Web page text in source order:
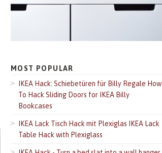
MOST POPULAR
IKEA Hack: Schiebetüren für Billy Regale How
To Hack Sliding Doors for IKEA Billy
Bookcases
IKEA Lack Tisch Hack mit Plexiglas IKEA Lack
Table Hack with Plexiglass